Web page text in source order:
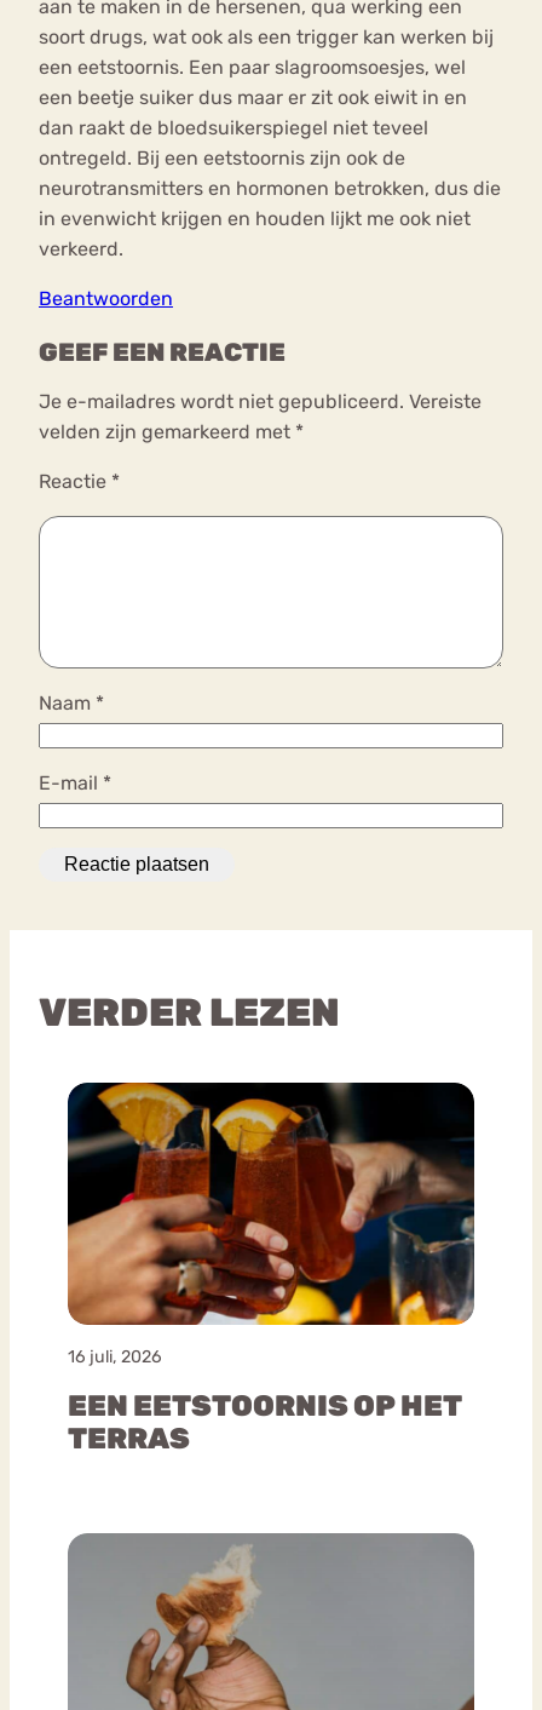
aan te maken in de hersenen, qua werking een
soort drugs, wat ook als een trigger kan werken bij
een eetstoornis. Een paar slagroomsoesjes, wel
een beetje suiker dus maar er zit ook eiwit in en
dan raakt de bloedsuikerspiegel niet teveel
ontregeld. Bij een eetstoornis zijn ook de
neurotransmitters en hormonen betrokken, dus die
in evenwicht krijgen en houden lijkt me ook niet
verkeerd.
Beantwoorden
GEEF EEN REACTIE
Je e-mailadres wordt niet gepubliceerd. Vereiste
velden zijn gemarkeerd met *
Reactie *
Naam *
E-mail *
VERDER LEZEN
16 juli, 2026
EEN EETSTOORNIS OP HET
TERRAS